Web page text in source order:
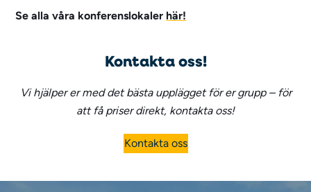
Se alla våra konferenslokaler här!
Kontakta oss!
Vi hjälper er med det bästa upplägget för er grupp – för
att få priser direkt, kontakta oss!
Kontakta oss